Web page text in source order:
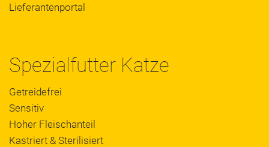
Lieferantenportal
Spezialfutter Katze
Getreidefrei
Sensitiv
Hoher Fleischanteil
Kastriert & Sterilisiert